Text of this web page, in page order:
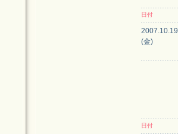
日付
2007.10.19
(金)
日付